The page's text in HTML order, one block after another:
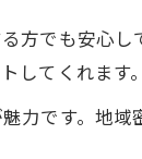
方でも安心
してくれます。
力です。地